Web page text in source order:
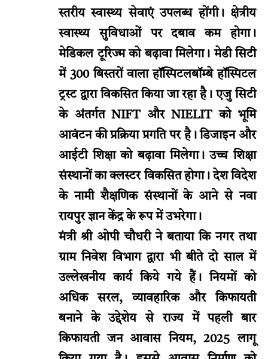
स्तरीय स्वास्थ्य सेवाएं उपलब्ध होंगी। क्षेत्रीय
स्वास्थ्य सुविधाओं पर दबाव कम होगा।
मेडिकल टूरिज्म को बढ़ावा मिलेगा। मेडी सिटी
में 300 बिस्तरों वाला हॉस्पिटलबॉम्बे हॉस्पिटल
ट्रस्ट द्वारा विकसित किया जा रहा है। एजु सिटी
के अंतर्गत NIFT और NIELIT को भूमि
आवंटन की प्रक्रिया प्रगति पर है। डिजाइन और
आईटी शिक्षा को बढ़ावा मिलेगा। उच्च शिक्षा
संस्थानों का क्लस्टर विकसित होगा। देश विदेश
के नामी शैक्षणिक संस्थानों के आने से नवा
रायपुर ज्ञान केंद्र के रूप में उभरेगा।
मंत्री श्री ओपी चौधरी ने बताया कि नगर तथा
ग्राम निवेश विभाग द्वारा भी बीते दो साल में
उल्लेखनीय कार्य किये गये हैं। नियमों को
अधिक सरल, व्यावहारिक और किफायती
बनाने के उद्देशेय से राज्य में पहली बार
किफायती जन आवास नियम, 2025 लागू